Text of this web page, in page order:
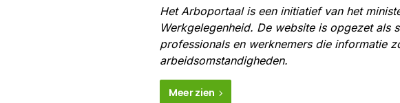
Het Arboportaal is een initiatief van het
Werkgelegenheid. De website is opgezet als
professionals en werknemers die informatie
arbeidsomstandigheden.
Meer zien